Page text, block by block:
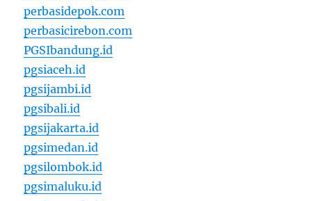
perbasidepok.com
perbasicirebon.com
PGSIbandung.id
pgsiaceh.id
pgsijambi.id
pgsibali.id
pgsijakarta.id
pgsimedan.id
pgsilombok.id
pgsimaluku.id